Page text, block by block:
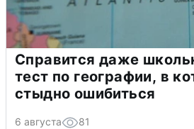
Справится даже
тест по географии, в
стыдно ошибиться
6 августа 81